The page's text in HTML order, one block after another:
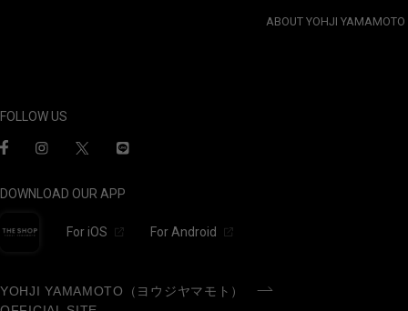
ABOUT YOHJI YAMAMOTO
FOLLOW US
DOWNLOAD OUR APP
For iOS For Android
YOHJI YAMAMOTO（ヨウジヤマモト）